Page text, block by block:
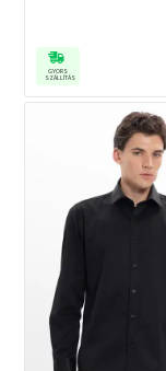
GYORS
SZÁLLÍTÁS